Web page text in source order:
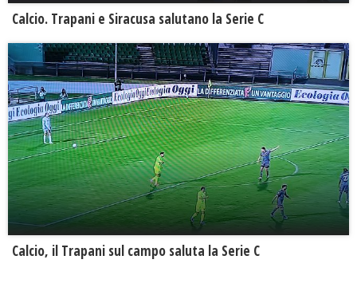
Calcio. Trapani e Siracusa salutano la Serie C
Calcio, il Trapani sul campo saluta la Serie C